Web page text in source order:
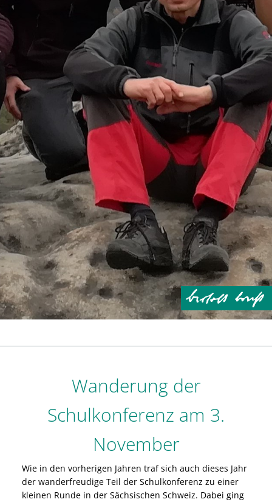
Wanderung der
Schulkonferenz am 3.
November
Wie in den vorherigen Jahren traf sich auch dieses Jahr
der wanderfreudige Teil der Schulkonferenz zu einer
kleinen Runde in der Sächsischen Schweiz. Dabei ging